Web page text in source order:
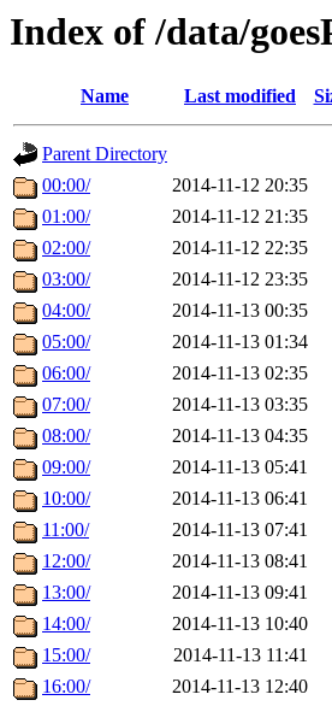
Index of /data/
Name Last modified
Parent Directory
00:00/
2014-11-12 20:35
01:00/
2014-11-12 21:35
02:00/
2014-11-12 22:35
03:00/
2014-11-12 23:35
04:00/
2014-11-13 00:35
05:00/
2014-11-13 01:34
06:00/
2014-11-13 02:35
07:00/
2014-11-13 03:35
08:00/
2014-11-13 04:35
09:00/
2014-11-13 05:41
10:00/
2014-11-13 06:41
11:00/
2014-11-13 07:41
12:00/
2014-11-13 08:41
13:00/
2014-11-13 09:41
14:00/
2014-11-13 10:40
15:00/
2014-11-13 11:41
16:00/
2014-11-13 12:40